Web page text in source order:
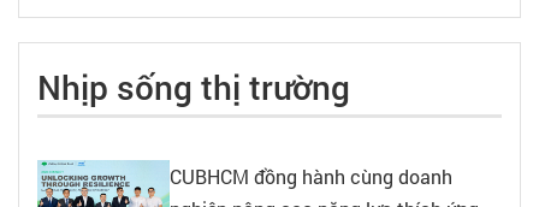
Nhịp sống thị trường
CUBHCM đồng hành cùng doanh